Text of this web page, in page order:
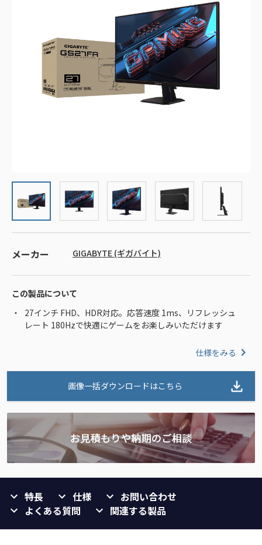
メーカー GIGABYTE (ギガバイト)
この製品について
27インチ FHD、HDR対応。応答速度 1ms、リフレッシュ
レート 180Hzで快適にゲームをお楽しみいただけます
仕様をみる
画像一括ダウンロードはこちら
特長 仕様
お問い合わせ
よくある質問
関連する製品